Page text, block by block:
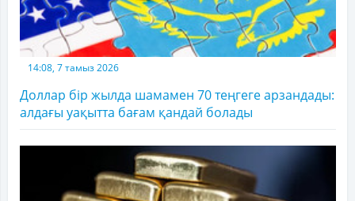
14:08, 7 тамыз 2026
Доллар бір жылда шамамен 70 теңгеге арзандады:
алдағы уақытта бағам қандай болады